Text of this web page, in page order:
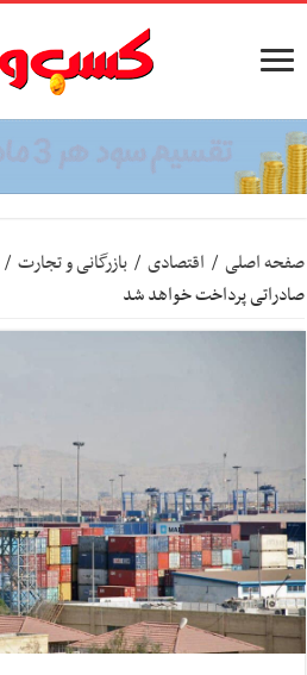
صفحه اصلی / اقتصادی / بازرگانی و تجارت /
صادراتی پرداخت خواهد شد